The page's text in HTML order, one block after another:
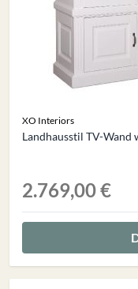
XO Interiors
Landhausstil TV-Wand
2.769,00 €